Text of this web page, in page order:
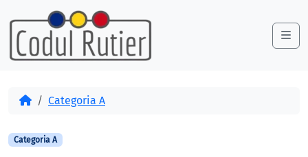
Skip to content
Skip to footer
AcasăCategoria A
Categoria A